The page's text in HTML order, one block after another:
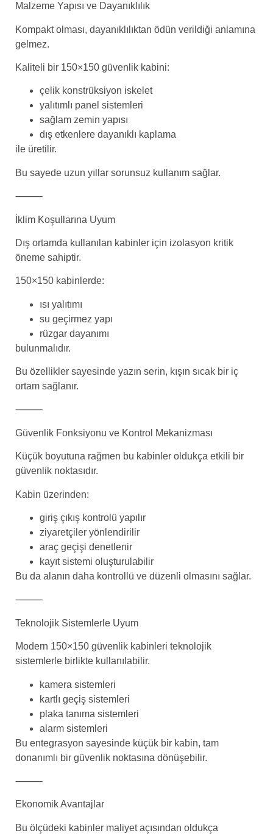
Malzeme Yapısı ve Dayanıklılık
Kompakt olması, dayanıklılıktan ödün verildiği anlamına
gelmez.
Kaliteli bir 150×150 güvenlik kabini:
çelik konstrüksiyon iskelet
yalıtımlı panel sistemleri
sağlam zemin yapısı
dış etkenlere dayanıklı kaplama
ile üretilir.
Bu sayede uzun yıllar sorunsuz kullanım sağlar.
⸻
İklim Koşullarına Uyum
Dış ortamda kullanılan kabinler için izolasyon kritik
öneme sahiptir.
150×150 kabinlerde:
ısı yalıtımı
su geçirmez yapı
rüzgar dayanımı
bulunmalıdır.
Bu özellikler sayesinde yazın serin, kışın sıcak bir iç
ortam sağlanır.
⸻
Güvenlik Fonksiyonu ve Kontrol Mekanizması
Küçük boyutuna rağmen bu kabinler oldukça etkili bir
güvenlik noktasıdır.
Kabin üzerinden:
giriş çıkış kontrolü yapılır
ziyaretçiler yönlendirilir
araç geçişi denetlenir
kayıt sistemi oluşturulabilir
Bu da alanın daha kontrollü ve düzenli olmasını sağlar.
⸻
Teknolojik Sistemlerle Uyum
Modern 150×150 güvenlik kabinleri teknolojik
sistemlerle birlikte kullanılabilir.
kamera sistemleri
kartlı geçiş sistemleri
plaka tanıma sistemleri
alarm sistemleri
Bu entegrasyon sayesinde küçük bir kabin, tam
donanımlı bir güvenlik noktasına dönüşebilir.
⸻
Ekonomik Avantajlar
Bu ölçüdeki kabinler maliyet açısından oldukça